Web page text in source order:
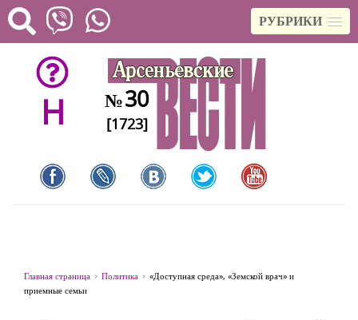
РУБРИКИ
H №30
[1723]
Главная страница Политика
«Доступная среда», «Земской врач» и
приемные семьи